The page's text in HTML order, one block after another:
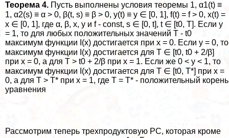
Теорема 4. Пусть выполнены условия теоремы 1, α1(t) ≡
1, α2(s) ≡ α > 0, β(t, s) ≡ β > 0, y(t) ≡ y ∈ [0, 1], f(t) = f > 0, x(t) =
x ∈ [0, 1], где α, β, x, y и f - const, s ∈ [0, t], t ∈ [t0, T]. Если y
= 1, то для любых положительных значений T - t0
максимум функции I(x) достигается при x = 0. Если y = 0, то
максимум функции I(x) достигается для T ∈ [t0, t0 + 2/β]
при x = 0, а для T > t0 + 2/β при x = 1. Если же 0 < y < 1, то
максимум функции I(x) достигается для T ∈ [t0, T*] при x =
0, а для T > T* при x = 1, где T = T* - положительный корень
уравнения
Рассмотрим теперь трехпродуктовую РС, которая кроме